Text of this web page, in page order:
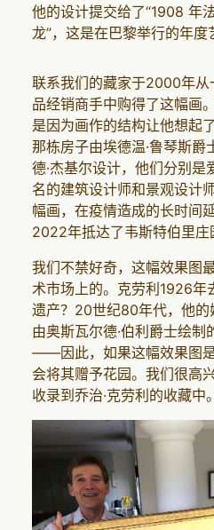
他的设计提交给了“1908 年
龙”，这是在巴黎举行的年度
联系我们的藏家于2000年
品经销商手中购得了这幅画
是因为画作的结构让他想起
那栋房子由埃德温·鲁琴斯
德·杰基尔设计，他们分别
名的建筑设计师和景观设计
幅画，在疫情造成的长时间
2022年抵达了韦斯特伯里庄
我们不禁好奇，这幅效果图
术市场上的。克劳利1926年
遗产？20世纪80年代，他
由奥斯瓦尔德·伯利爵士绘制
——因此，如果这幅效果图
会将其赠予花园。我们很高
收录到乔治·克劳利的收藏中。